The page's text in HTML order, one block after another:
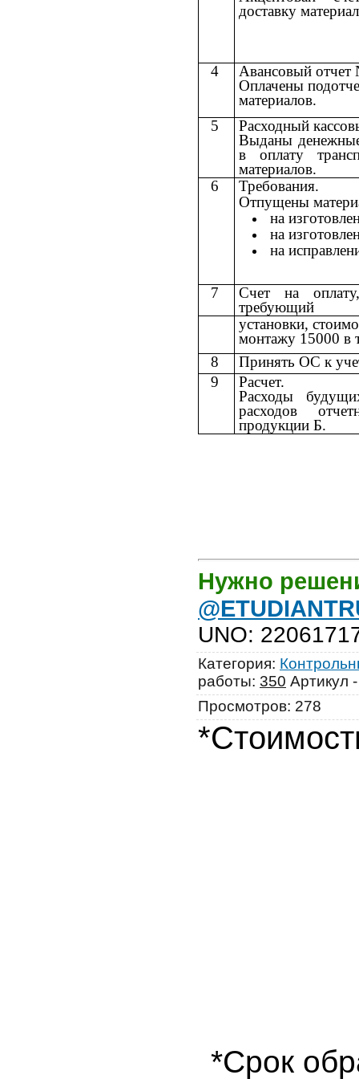
доставку
4
Авансовый
Оплачены
материалов.
5
Расходный
Выданы денежные
в оплату
материалов.
6
Требования.
Отпущены
на
на
на
7
Счет на
требующий
установки,
монтажу 15000 в
8
Принять ОС к
9
Расчет.
Расходы
расходов
продукции Б.
Нужно
UNO:
Категория:
работы: 350 Артикул
Просмотров: 278
*Срок